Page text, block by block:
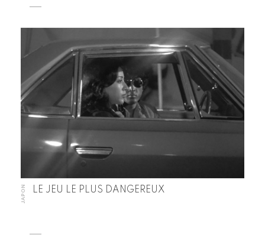
JAPON LE JEU LE PLUS DANGEREUX